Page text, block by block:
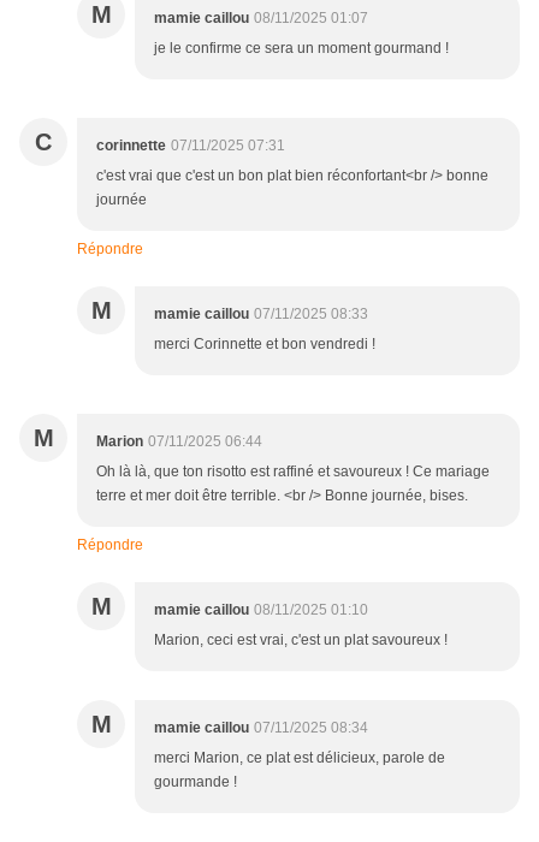
M mamie caillou 08/11/2025 01:07
je le confirme ce sera un moment gourmand !
C corinnette 07/11/2025 07:31
c'est vrai que c'est un bon plat bien réconfortant<br /> bonne
journée
Répondre
M mamie caillou 07/11/2025 08:33
merci Corinnette et bon vendredi !
M Marion 07/11/2025 06:44
Oh là là, que ton risotto est raffiné et savoureux ! Ce mariage
terre et mer doit être terrible. <br /> Bonne journée, bises.
Répondre
M mamie caillou 08/11/2025 01:10
Marion, ceci est vrai, c'est un plat savoureux !
M mamie caillou 07/11/2025 08:34
merci Marion, ce plat est délicieux, parole de
gourmande !